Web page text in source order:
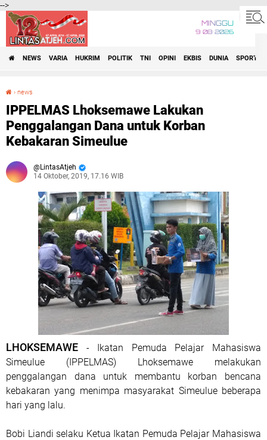
-->
MINGGU
9•08•2026
NEWS VARIA HUKRIM POLITIK TNI OPINI EKBIS DUNIA SPORT
› news
IPPELMAS Lhoksemawe Lakukan
Penggalangan Dana untuk Korban
Kebakaran Simeulue
LintasAtjeh
14 Oktober, 2019, 17.16 WIB
LHOKSEMAWE - Ikatan Pemuda Pelajar Mahasiswa
Simeulue (IPPELMAS) Lhoksemawe melakukan
penggalangan dana untuk membantu korban bencana
kebakaran yang menimpa masyarakat Simeulue beberapa
hari yang lalu.
Bobi Liandi selaku Ketua Ikatan Pemuda Pelajar Mahasiswa